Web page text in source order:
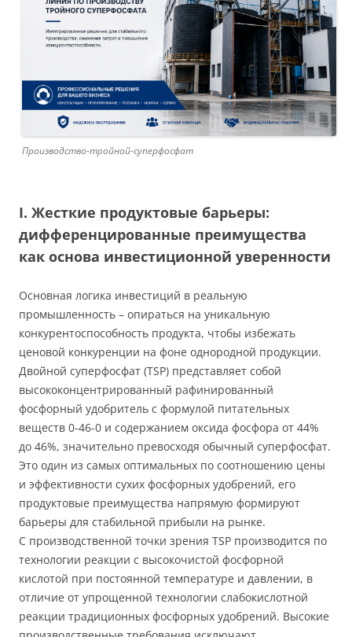
Производство-тройной-суперфосфат
I. Жесткие продуктовые барьеры:
дифференцированные преимущества
как основа инвестиционной уверенности
Основная логика инвестиций в реальную
промышленность – опираться на уникальную
конкурентоспособность продукта, чтобы избежать
ценовой конкуренции на фоне однородной продукции.
Двойной суперфосфат (TSP) представляет собой
высококонцентрированный рафинированный
фосфорный удобритель с формулой питательных
веществ 0-46-0 и содержанием оксида фосфора от 44%
до 46%, значительно превосходя обычный суперфосфат.
Это один из самых оптимальных по соотношению цены
и эффективности сухих фосфорных удобрений, его
продуктовые преимущества напрямую формируют
барьеры для стабильной прибыли на рынке.
С производственной точки зрения TSP производится по
технологии реакции с высокочистой фосфорной
кислотой при постоянной температуре и давлении, в
отличие от упрощенной технологии слабокислотной
реакции традиционных фосфорных удобрений. Высокие